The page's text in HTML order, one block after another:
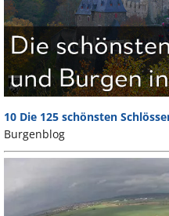
10 Die 125 schönsten
Burgenblog